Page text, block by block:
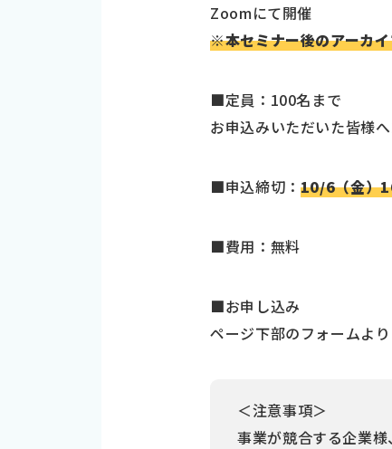
Zoomにて開催
※本セミナー後のアーカ
■定員：100名まで
お申込みいただいた皆様
■申込締切： 10/6（金）
■費用：無料
■お申し込み
ページ下部のフォームより
＜注意事項＞
事業が競合する企業